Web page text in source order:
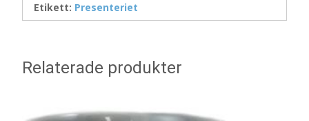
Etikett: Presenteriet
Relaterade produkter